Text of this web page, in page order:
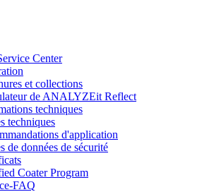
Center
et collections
de ANALYZEit Reflect
techniques
techniques
d'application
de données de sécurité
Coater Program
FAQ